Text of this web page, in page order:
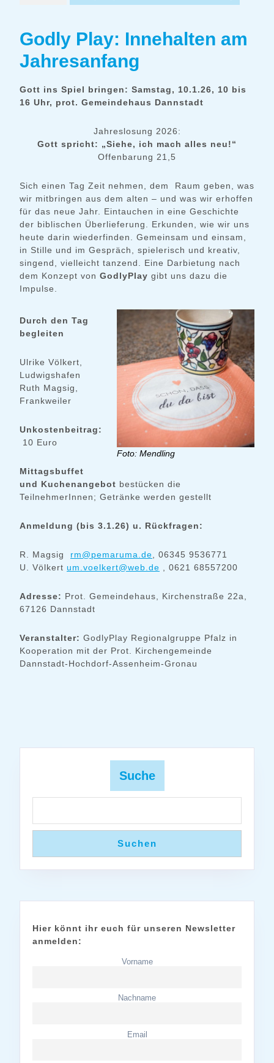
Godly Play: Innehalten am
Jahresanfang
Gott ins Spiel bringen: Samstag, 10.1.26, 10 bis
16 Uhr, prot. Gemeindehaus Dannstadt
Jahreslosung 2026:
Gott spricht: „Siehe, ich mach alles neu!“
Offenbarung 21,5
Sich einen Tag Zeit nehmen, dem Raum geben, was
wir mitbringen aus dem alten – und was wir erhoffen
für das neue Jahr. Eintauchen in eine Geschichte
der biblischen Überlieferung. Erkunden, wie wir uns
heute darin wiederfinden. Gemeinsam und einsam,
in Stille und im Gespräch, spielerisch und kreativ,
singend, vielleicht tanzend. Eine Darbietung nach
dem Konzept von GodlyPlay gibt uns dazu die
Impulse.
Foto: Mendling
Durch den Tag
begleiten
Ulrike Völkert,
Ludwigshafen
Ruth Magsig,
Frankweiler
Unkostenbeitrag:
10 Euro
Mittagsbuffet
und Kuchenangebot bestücken die
TeilnehmerInnen; Getränke werden gestellt
Anmeldung (bis 3.1.26) u. Rückfragen:
R. Magsig rm@pemaruma.de , 06345 9536771
U. Völkert um.voelkert@web.de , 0621 68557200
Adresse: Prot. Gemeindehaus, Kirchenstraße 22a,
67126 Dannstadt
Veranstalter: GodlyPlay Regionalgruppe Pfalz in
Kooperation mit der Prot. Kirchengemeinde
Dannstadt-Hochdorf-Assenheim-Gronau
Suche
Suchen
Hier könnt ihr euch für unseren Newsletter
anmelden:
Vorname
Nachname
Email